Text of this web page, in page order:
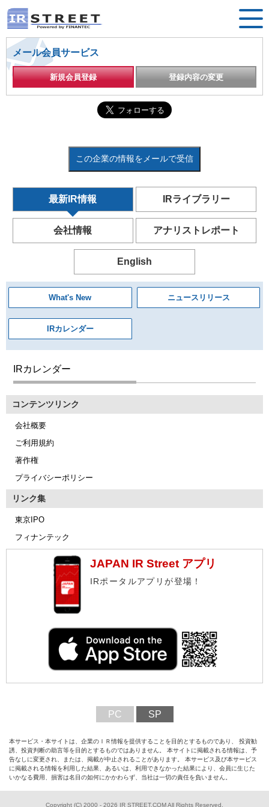
メール会員サービス
新規会員登録 登録内容の変更
この企業の情報をメールで受信
最新IR情報 IRライブラリー
会社情報 アナリストレポート
English
What's New ニュースリリース
IRカレンダー
IRカレンダー
コンテンツリンク
会社概要
ご利用規約
著作権
プライバシーポリシー
リンク集
東京IPO
フィナンテック
JAPAN IR Street アプリ
IRポータルアプリが登場！
PC SP
本サービス・本サイトは、企業のＩＲ情報を提供することを目的とするものであり、 投資勧
誘、投資判断の助言等を目的とするものではありません。 本サイトに掲載される情報は、予
告なしに変更され、または、掲載が中止されることがあります。 本サービス及び本サービス
に掲載される情報を利用した結果、あるいは、利用できなかった結果により、会員に生じた
いかなる費用、損害は名目の如何にかかわらず、当社は一切の責任を負いません。
Copyright (C) 2000 - 2026 IR STREET.COM All Rights Reserved.